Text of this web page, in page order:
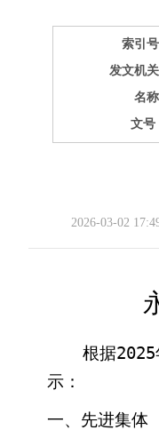
索引
发文机
名
文号
2026-03-02
根据2025
示：
一、先进集体